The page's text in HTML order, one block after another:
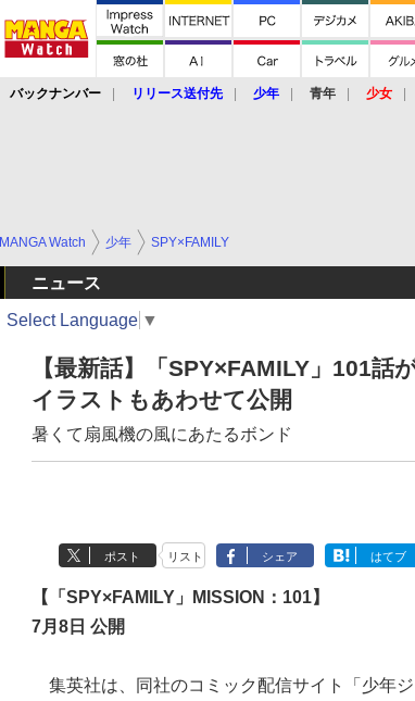
バックナンバー リリース送付先 少年 青年 少女
MANGA Watch 少年 SPY×FAMILY
ニュース
Select Language ▼
【最新話】「SPY×FAMILY」101話
イラストもあわせて公開
暑くて扇風機の風にあたるボンド
ポスト リスト シェア はてブ
【「SPY×FAMILY」MISSION：101】
7月8日 公開
集英社は、同社のコミック配信サイト「少年